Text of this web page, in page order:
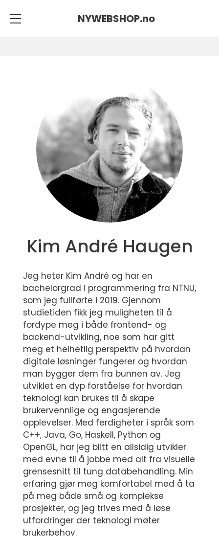
NYWEBSHOP.no
Kim André Haugen
Jeg heter Kim André og har en
bachelorgrad i programmering fra NTNU,
som jeg fullførte i 2019. Gjennom
studietiden fikk jeg muligheten til å
fordype meg i både frontend- og
backend-utvikling, noe som har gitt
meg et helhetlig perspektiv på hvordan
digitale løsninger fungerer og hvordan
man bygger dem fra bunnen av. Jeg
utviklet en dyp forståelse for hvordan
teknologi kan brukes til å skape
brukervennlige og engasjerende
opplevelser. Med ferdigheter i språk som
C++, Java, Go, Haskell, Python og
OpenGL, har jeg blitt en allsidig utvikler
med evne til å jobbe med alt fra visuelle
grensesnitt til tung databehandling. Min
erfaring gjør meg komfortabel med å ta
på meg både små og komplekse
prosjekter, og jeg trives med å løse
utfordringer der teknologi møter
brukerbehov.